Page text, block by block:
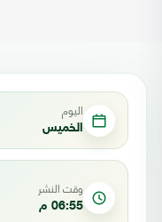
اليوم
الخميس
وقت النشر
06:55 م